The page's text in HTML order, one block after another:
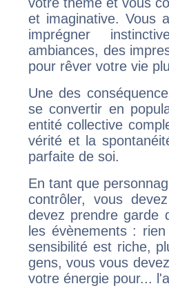
votre thème et vous
et imaginative. Vous
imprégner
ambiances, des
pour rêver votre vie
Une des
se convertir en
entité collective
vérité et la
parfaite de soi.
En tant que
contrôler, vous
devez prendre garde
les évènements :
sensibilité est riche,
gens, vous vous
votre énergie pour...